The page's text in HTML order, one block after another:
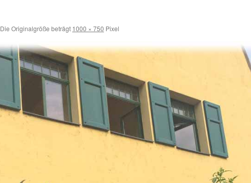
Die Originalgröße beträgt 1000 × 750 Pixel